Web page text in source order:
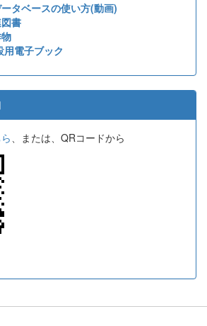
タベースの使い方(動画)
書
用電子ブック
、または、QRコードから